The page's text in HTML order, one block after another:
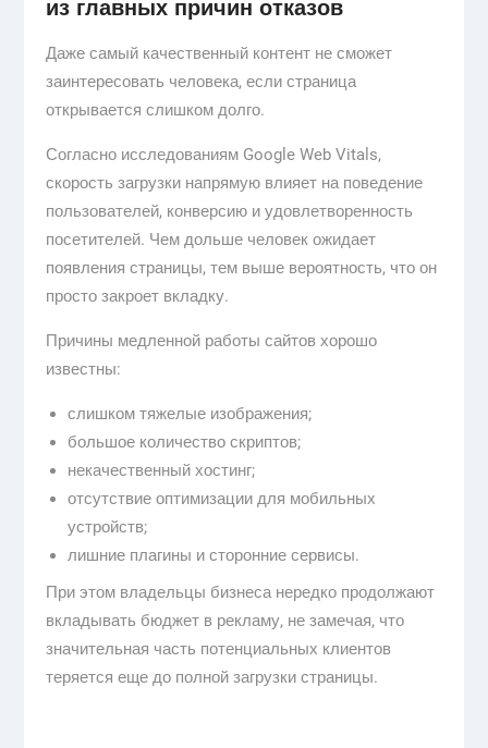
из главных причин отказов
Даже самый качественный контент не сможет
заинтересовать человека, если страница
открывается слишком долго.
Согласно исследованиям Google Web Vitals,
скорость загрузки напрямую влияет на поведение
пользователей, конверсию и удовлетворенность
посетителей. Чем дольше человек ожидает
появления страницы, тем выше вероятность, что он
просто закроет вкладку.
Причины медленной работы сайтов хорошо
известны:
слишком тяжелые изображения;
большое количество скриптов;
некачественный хостинг;
отсутствие оптимизации для мобильных
устройств;
лишние плагины и сторонние сервисы.
При этом владельцы бизнеса нередко продолжают
вкладывать бюджет в рекламу, не замечая, что
значительная часть потенциальных клиентов
теряется еще до полной загрузки страницы.